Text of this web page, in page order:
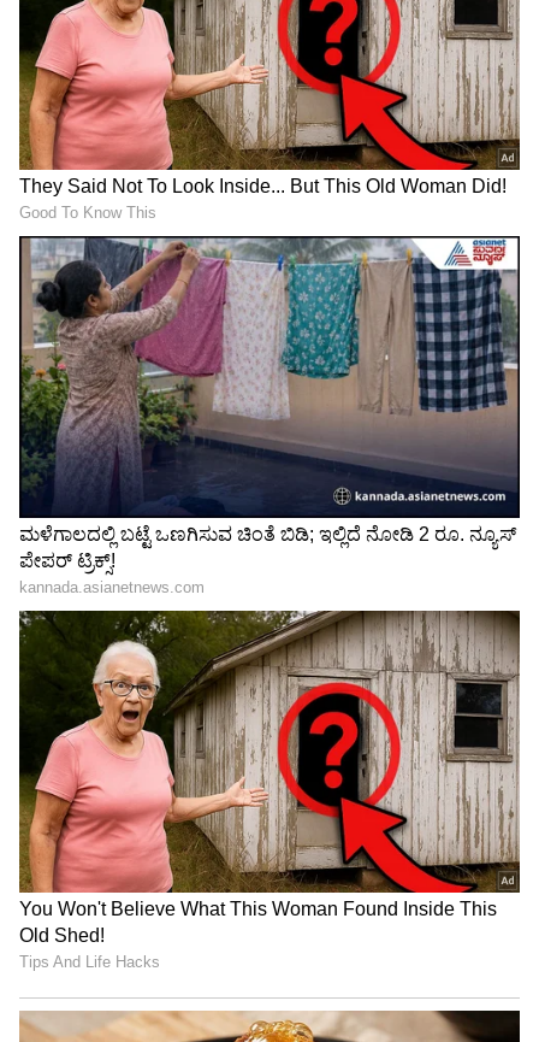
ಸಂಪರ್ಕದ ಜೊತೆಗೆ ಇದೀಗ ರೈಲು ಸೇವೆ ಪ್ರಾರಂಭಿಸಿದೆ.
ಐಷಾರಾಮಿ ಪ್ರವಾಸಕ್ಕೆ ಬಂತು ಸುಸಜ್ಜಿತ ಕ್ಯಾರವಾನ್‌!
ಬಸ್‌ ಟ್ರಾಫಿಕ್‌ನಲ್ಲಿ ಸಿಲುಕುವ ಭಯದಿಂದ ವಿಮಾನದ ನಿಗದಿತ
ಸಮಯಕ್ಕಿಂತ ಬಹುಬೇಗ ಪ್ರಯಾಣಿಕರು ಮನೆಯಿಂದ
ನಿಲ್ದಾಣಕ್ಕೆ ಹೊರಡಬೇಕಾದ ಅನಿವಾರ್ಯತೆಯಿದೆ. ರೈಲು ಸೇವೆ
ಪ್ರಾರಂಭಗೊಂಡಿದ್ದರೂ ಕೆಲವೇ ಕೆಲವು ರೈಲು ಮಾತ್ರ
ರೈಲುಗಳು ಲಭ್ಯವಿವೆ. ಇನ್ನು ಓಲಾ, ಉಬೆರ್‌ ನಂತಹ
ಟ್ಯಾಕ್ಸಿಗಳು ಜನದಟ್ಟಣೆಯ ಅವಧಿಯಲ್ಲಿ ಸಾವಿರ ರು.ಗಳಿಗಿಂತ
ಹೆಚ್ಚು ದರ ವಿಧಿಸುತ್ತವೆ. ಮೆಟ್ರೋ ಕಾಮಗಾರಿ ಮುಕ್ತಾಯಕ್ಕೆ
ಇನ್ನೂ ಎರಡ್ಮೂರು ವರ್ಷ ಕಾಯಲೇಬೇಕಿದೆ. ಈ ಹಿನ್ನೆಲೆಯಲ್ಲಿ
ಹೆಲಿಕಾಪ್ಟರ್‌ ಸೇವೆ ಪ್ರಾರಂಭಗೊಳ್ಳುತ್ತಿರುವುದು ಟಿಕೆಟ್‌ ದರ
ದುಬಾರಿ ಆದರೂ ತ್ವರಿತವಾಗಿ ಪ್ರಯಾಣಿಸುವ ಉದ್ದೇಶ
ಹೊಂದಿರುವವರಿಗೆ ಅನುಕೂಲಕಾರಿಯಾಗಿದೆ.
ನಮ್ಮ ಮೆಟ್ರೋ ಪ್ರಯಾಣಿಕರೇ
ಗಮನಿಸಿ: ಶುಕ್ರವಾರ ರಾತ್ರಿ ಹಸಿರು
ಮಾರ್ಗದ ರೈಲು ವೇಳಾಪಟ್ಟಿಯಲ್ಲಿ
ತಾತ್ಕಾಲಿಕ ಬದಲಾವಣೆ!
‘ಸಮಯ ಬಂದಾಗ ಎಲ್ಲ ಹೇಳುವೆ’:
ಸ್ಟೋರಿ ಬಿಚ್ಚಿಟ್ಟ ಬಸವರಾಜ
ಶಿವಣ್ಣವರ
LATEST VIDEOS
"ರಾಜಕೀಯ ಬೇಡ, ಸಿನಿಮಾನೇ ಪ್ರಾಣ":
ಕನಕೋತ್ಸವದಲ್ಲಿ ರಿಷಬ್ ಶೆಟ್ಟಿ | Rishab
Shetty speech | Suvarna News
ಶೇ.50 ರಿಂದ ಶೇ.18 ಕ್ಕೆ TAX ಇಳಿಕೆ: ಮೋದಿ-
ಟ್ರಂಪ್ ಐತಿಹಾಸಿಕ ಒಪ್ಪಂದ | India US
Trade Deal | Party Rounds